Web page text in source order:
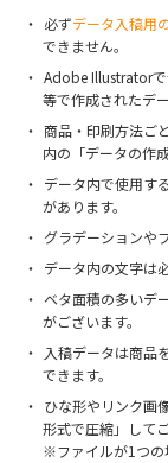
必ずデータ入稿用
できません。
Adobe Illustrator
等で作成されたデ
商品・印刷方法ご
内の「データの作
データ内で使用す
があります。
グラデーションや
データ内の文字は
ベタ面積の多いデ
がございます。
入稿データは商品
できます。
ひな形やリンク画
形式で圧縮」して
※ファイルが1つの